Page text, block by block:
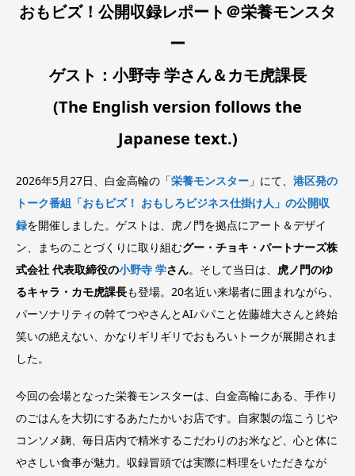
おもビズ！公開収録レポート＠栄養モンスタ
ー
ゲスト：小野寺 学さん＆カモ虎課長
(The English version follows the
Japanese text.)
2026年5月27日、白金高輪の「栄養モンスター 」にて、 港区発の
トーク番組「おもビズ！ おもしろビジネス仕掛け人」の公開収
録を開催しました。ゲストは、虎ノ門を拠点にアート＆デザイ
ン、まちのことづくりに取り組むグー・チョキ・パートナーズ株
式会社 代表取締役の小野寺 学さん。そして当日は、 虎ノ門のゆ
るキャラ・カモ虎課長も登場。20名近い来場者に囲まれながら、
パーソナリティの幹てつやさんとAIパパこと佐藤雄大さんと終始
笑いの絶えない、かなりギリギリでおもろいトークが展開されま
した。
今回の会場となった栄養モンスターは、白金高輪にある、手作り
のごはんを大切にするあたたかいお店です。自家製の塩こうじや
コンソメ麹、毎日店内で精米するこだわりのお米など、心と体に
やさしい食事が魅力。収録冒頭では実際に料理をいただきなが